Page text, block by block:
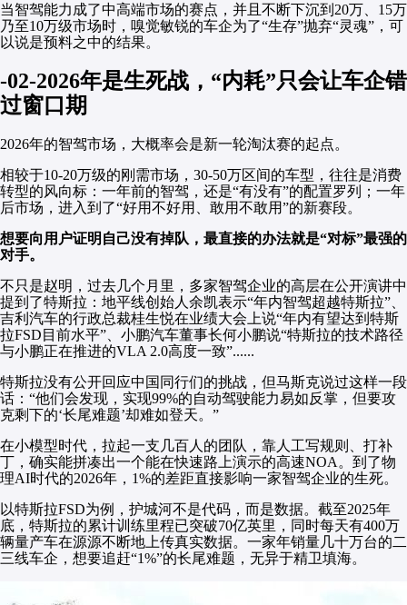
当智驾能力成了中高端市场的赛点，并且不断下沉到20万、15万
乃至10万级市场时，嗅觉敏锐的车企为了“生存”抛弃“灵魂”，可
以说是预料之中的结果。
-02-2026年是生死战，“内耗”只会让车企错
过窗口期
2026年的智驾市场，大概率会是新一轮淘汰赛的起点。
相较于10-20万级的刚需市场，30-50万区间的车型，往往是消费
转型的风向标：一年前的智驾，还是“有没有”的配置罗列；一年
后市场，进入到了“好用不好用、敢用不敢用”的新赛段。
想要向用户证明自己没有掉队，最直接的办法就是“对标”最强的
对手。
不只是赵明，过去几个月里，多家智驾企业的高层在公开演讲中
提到了特斯拉：地平线创始人余凯表示“年内智驾超越特斯拉”、
吉利汽车的行政总裁桂生悦在业绩大会上说“年内有望达到特斯
拉FSD目前水平”、小鹏汽车董事长何小鹏说“特斯拉的技术路径
与小鹏正在推进的VLA 2.0高度一致”......
特斯拉没有公开回应中国同行们的挑战，但马斯克说过这样一段
话：“他们会发现，实现99%的自动驾驶能力易如反掌，但要攻
克剩下的‘长尾难题’却难如登天。”
在小模型时代，拉起一支几百人的团队，靠人工写规则、打补
丁，确实能拼凑出一个能在快速路上演示的高速NOA。到了物
理AI时代的2026年，1%的差距直接影响一家智驾企业的生死。
以特斯拉FSD为例，护城河不是代码，而是数据。截至2025年
底，特斯拉的累计训练里程已突破70亿英里，同时每天有400万
辆量产车在源源不断地上传真实数据。一家年销量几十万台的二
三线车企，想要追赶“1%”的长尾难题，无异于精卫填海。